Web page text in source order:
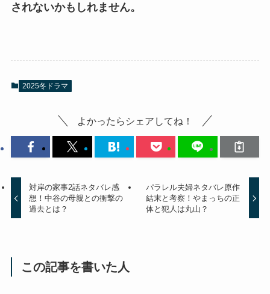
されないかもしれません。
2025冬ドラマ
よかったらシェアしてね！
対岸の家事2話ネタバレ感
想！中谷の母親との衝撃の
過去とは？
パラレル夫婦ネタバレ原作
結末と考察！やまっちの正
体と犯人は丸山？
この記事を書いた人